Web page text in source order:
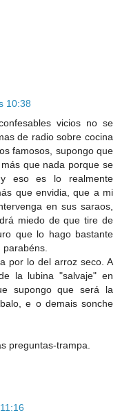
10:38
vicios no se
de radio sobre cocina
famosos, supongo que
que nada porque se
eso es lo realmente
que envidia, que a mi
en sus saraos,
miedo de que tire de
que lo hago bastante
por lo del arroz seco. A
la lubina "salvaje" en
supongo que será la
e o demais sonche
preguntas-trampa.